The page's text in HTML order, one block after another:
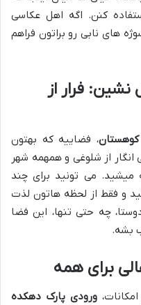
کنن. اگه اهل عکاسی
های نابی رو براتون فراهم
فرار از
، فضاییه که بهتون
از شلوغی و همهمه شهر
میشید. می تونید برای چند
و فقط از لحظه هاتون لذت
چه حتی تنها، این فضا
بشه.
برای همه
ورودی پارک دهکده